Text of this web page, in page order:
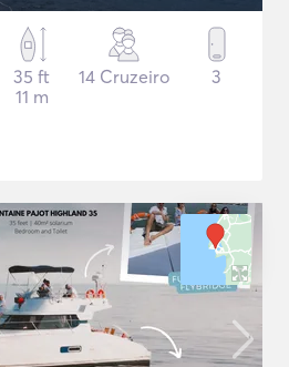
35 ft
11 m
14 Cruzeiro 3